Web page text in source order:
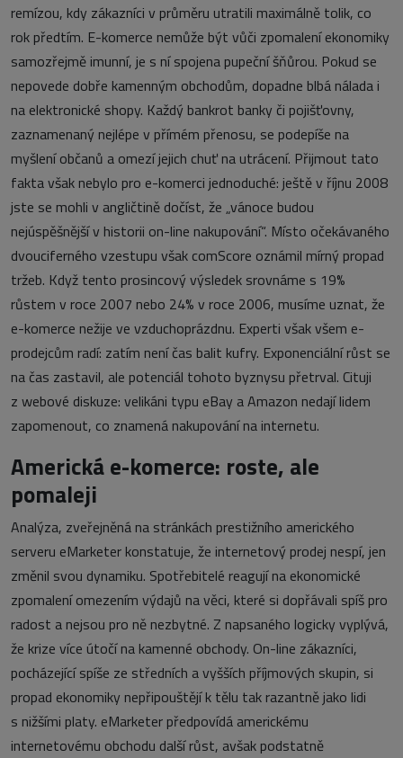
remízou, kdy zákazníci v průměru utratili maximálně tolik, co
rok předtím. E-komerce nemůže být vůči zpomalení ekonomiky
samozřejmě imunní, je s ní spojena pupeční šňůrou. Pokud se
nepovede dobře kamenným obchodům, dopadne blbá nálada i
na elektronické shopy. Každý bankrot banky či pojišťovny,
zaznamenaný nejlépe v přímém přenosu, se podepíše na
myšlení občanů a omezí jejich chuť na utrácení. Přijmout tato
fakta však nebylo pro e-komerci jednoduché: ještě v říjnu 2008
jste se mohli v angličtině dočíst, že „vánoce budou
nejúspěšnější v historii on-line nakupování“. Místo očekávaného
dvouciferného vzestupu však comScore oznámil mírný propad
tržeb. Když tento prosincový výsledek srovnáme s 19%
růstem v roce 2007 nebo 24% v roce 2006, musíme uznat, že
e-komerce nežije ve vzduchoprázdnu. Experti však všem e-
prodejcům radí: zatím není čas balit kufry. Exponenciální růst se
na čas zastavil, ale potenciál tohoto byznysu přetrval. Cituji
z webové diskuze: velikáni typu eBay a Amazon nedají lidem
zapomenout, co znamená nakupování na internetu.
Americká e-komerce: roste, ale
pomaleji
Analýza, zveřejněná na stránkách prestižního amerického
serveru eMarketer konstatuje, že internetový prodej nespí, jen
změnil svou dynamiku. Spotřebitelé reagují na ekonomické
zpomalení omezením výdajů na věci, které si dopřávali spíš pro
radost a nejsou pro ně nezbytné. Z napsaného logicky vyplývá,
že krize více útočí na kamenné obchody. On-line zákazníci,
pocházející spíše ze středních a vyšších příjmových skupin, si
propad ekonomiky nepřipouštějí k tělu tak razantně jako lidi
s nižšími platy. eMarketer předpovídá americkému
internetovému obchodu další růst, avšak podstatně